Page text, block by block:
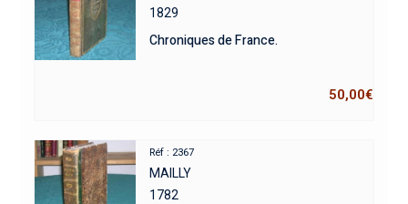
1829
Chroniques de France.
50,00€
Réf : 2367
MAILLY
1782